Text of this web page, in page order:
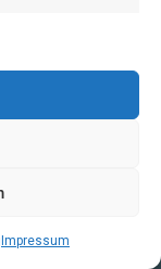
Impressum